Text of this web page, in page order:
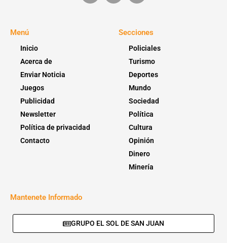
Menú
Inicio
Acerca de
Enviar Noticia
Juegos
Publicidad
Newsletter
Política de privacidad
Contacto
Secciones
Policiales
Turismo
Deportes
Mundo
Sociedad
Política
Cultura
Opinión
Dinero
Minería
Mantenete Informado
GRUPO EL SOL DE SAN JUAN